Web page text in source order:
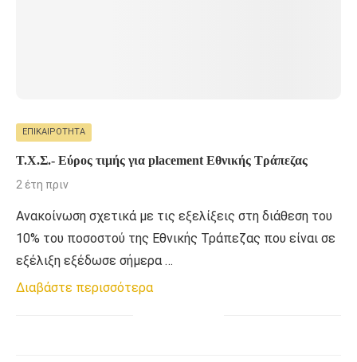
ΕΠΙΚΑΙΡΌΤΗΤΑ
Τ.Χ.Σ.- Εύρος τιμής για placement Εθνικής Τράπεζας
2 έτη πριν
Ανακοίνωση σχετικά με τις εξελίξεις στη διάθεση του
10% του ποσοστού της Εθνικής Τράπεζας που είναι σε
εξέλιξη εξέδωσε σήμερα …
Διαβάστε περισσότερα